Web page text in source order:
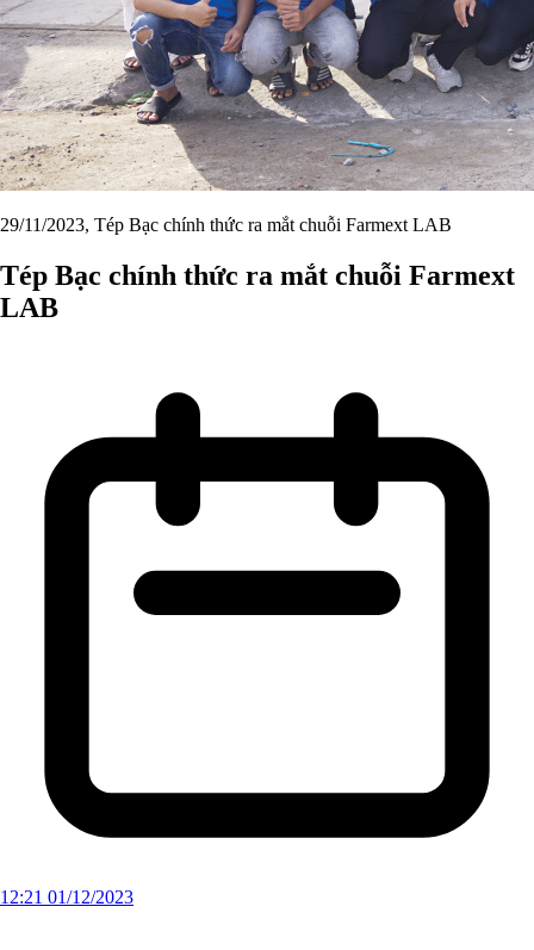
29/11/2023, Tép Bạc chính thức ra mắt chuỗi Farmext LAB
Tép Bạc chính thức ra mắt chuỗi Farmext
LAB
12:21 01/12/2023